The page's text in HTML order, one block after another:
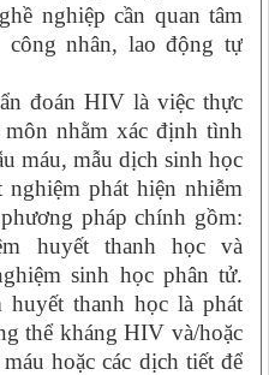
nghiệp cần quan tâm
công nhân, lao động tự
đoán HIV là việc thực
nhằm xác định tình
máu, mẫu dịch sinh học
phát hiện nhiễm
pháp chính gồm:
huyết thanh học và
sinh học phân tử.
huyết thanh học là phát
thể kháng HIV và/hoặc
hoặc các dịch tiết để